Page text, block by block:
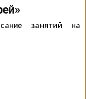
свободный доступ
занятий на